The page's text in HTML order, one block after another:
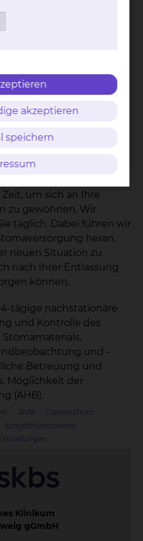
Behandlung?
informiert und
Es gibt
und
um sich an Ihre
zu gewöhnen. Wir
täglich. Dabei führen wir
heran,
neuen Situation zu
nach Ihrer Entlassung
können.
tägige nachstationäre
und Kontrolle des
Stomamaterials,
und -
Betreuung und
Möglichkeit der
(AHB).
AVB
Datenschutz
Entgelttransparenz
Klinikum
gGmbH
akzeptieren
speichern